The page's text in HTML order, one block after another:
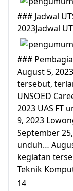
### Jadwal
2023Jadwal
###
August 5,
tersebut,
UNSOED
2023 UAS FT
9, 2023
September
unduh…
kegiatan
Teknik
14